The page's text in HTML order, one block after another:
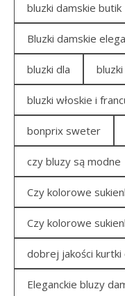
bluzki damskie butik
Bluzki damskie
bluzki dla
bluzki włoskie i
bonprix sweter
czy bluzy są modne
Czy kolorowe
Czy kolorowe
dobrej jakości kurtki
Eleganckie bluzy